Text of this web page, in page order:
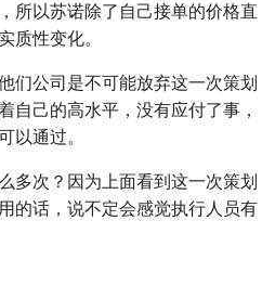
所以苏诺除了自己接单的价格直
质性变化。
们公司是不可能放弃这一次策划
自己的高水平，没有应付了事，
以通过。
多次？因为上面看到这一次策划
的话，说不定会感觉执行人员有